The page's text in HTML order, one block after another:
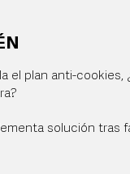
el plan anti-cookies,
solución tras